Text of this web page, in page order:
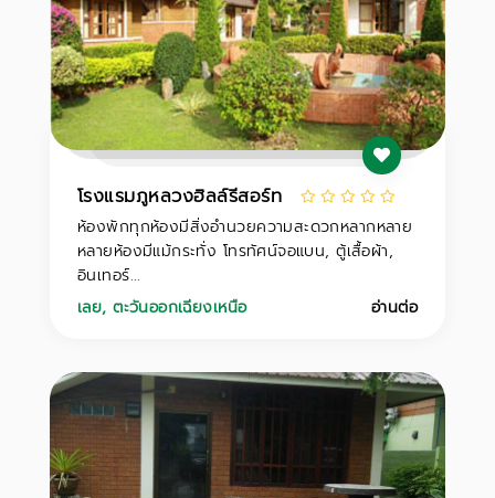
โรงแรมภูหลวงฮิลล์รีสอร์ท
ห้องพักทุกห้องมีสิ่งอำนวยความสะดวกหลากหลาย
หลายห้องมีแม้กระทั่ง โทรทัศน์จอแบน, ตู้เสื้อผ้า,
อินเทอร์...
เลย,ตะวันออกเฉียงเหนือ อ่านต่อ